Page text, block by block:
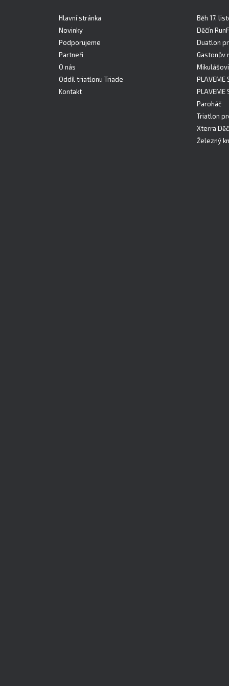
Hlavní stránka
Novinky
Podporujeme
Partneři
O nás
Oddíl triatlonu Triade
Kontakt
Běh 17.
Děčín
Duatlon
Gastonův
PLAVEME
PLAVEME
Paroháč
Triatlon
Xterra
Železný